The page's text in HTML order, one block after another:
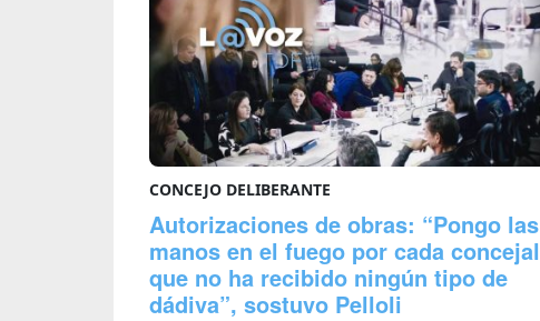
CONCEJO DELIBERANTE
Autorizaciones de obras: “Pongo las
manos en el fuego por cada concejal
que no ha recibido ningún tipo de
dádiva”, sostuvo Pelloli